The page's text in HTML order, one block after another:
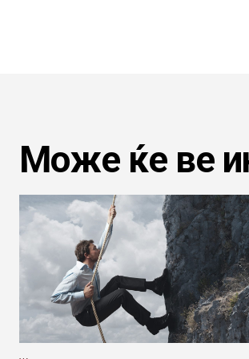
Може ќе ве